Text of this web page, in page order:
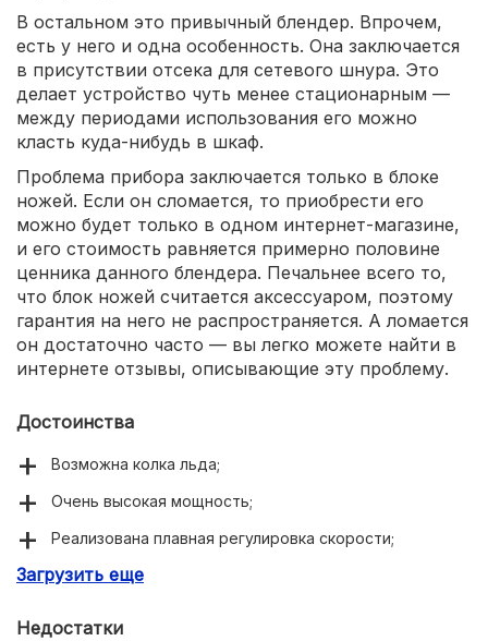
В остальном это привычный блендер. Впрочем,
есть у него и одна особенность. Она заключается
в присутствии отсека для сетевого шнура. Это
делает устройство чуть менее стационарным —
между периодами использования его можно
класть куда-нибудь в шкаф.
Проблема прибора заключается только в блоке
ножей. Если он сломается, то приобрести его
можно будет только в одном интернет-магазине,
и его стоимость равняется примерно половине
ценника данного блендера. Печальнее всего то,
что блок ножей считается аксессуаром, поэтому
гарантия на него не распространяется. А ломается
он достаточно часто — вы легко можете найти в
интернете отзывы, описывающие эту проблему.
Достоинства
Возможна колка льда;
Очень высокая мощность;
Реализована плавная регулировка скорости;
Используется импульсный режим работы;
Загрузить еще
Недостатки